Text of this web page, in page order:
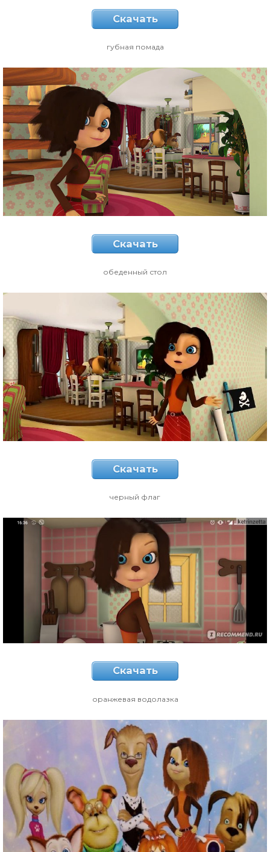
Скачать
губная помада
Скачать
обеденный стол
Скачать
черный флаг
Скачать
оранжевая водолазка